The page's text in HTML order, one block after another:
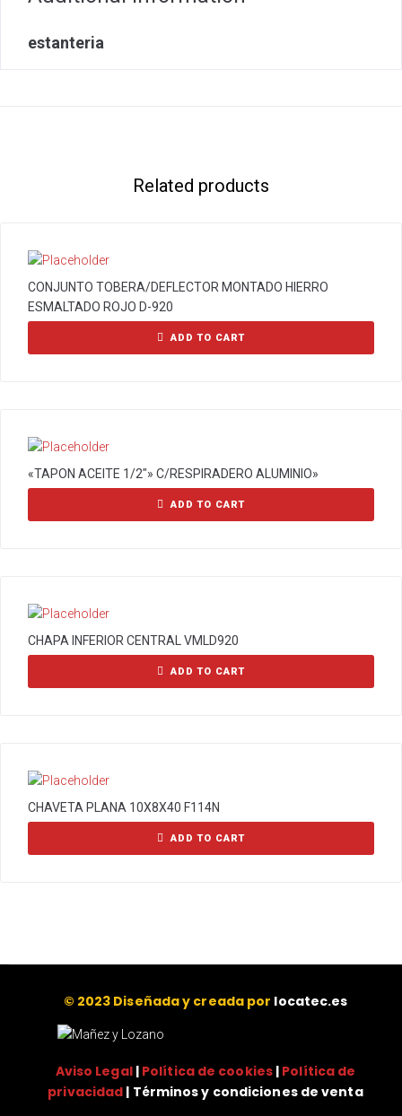
estanteria
Related products
CONJUNTO TOBERA/DEFLECTOR MONTADO HIERRO
ESMALTADO ROJO D-920
ADD TO CART
«TAPON ACEITE 1/2″» C/RESPIRADERO ALUMINIO»
ADD TO CART
CHAPA INFERIOR CENTRAL VMLD920
ADD TO CART
CHAVETA PLANA 10X8X40 F114N
ADD TO CART
© 2023 Diseñada y creada por locatec.es
Aviso Legal| Política de cookies| Política de
privacidad | Términos y condiciones de venta